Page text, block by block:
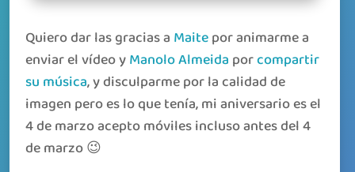
Quiero dar las gracias a Maitepor animarme a
enviar el vídeo yManolo Almeida porcompartir
su música, y disculparme por la calidad de
imagen pero es lo que tenía, mi aniversario es el
4 de marzo acepto móviles incluso antes del 4
de marzo 😉